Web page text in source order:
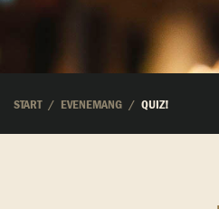
START EVENEMANG QUIZ!